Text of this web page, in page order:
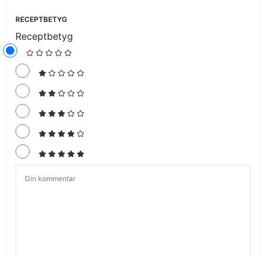
RECEPTBETYG
Receptbetyg